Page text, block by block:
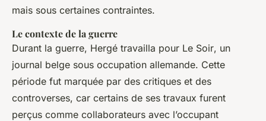
mais sous certaines contraintes.
Le contexte de la guerre
Durant la guerre, Hergé travailla pour Le Soir, un
journal belge sous occupation allemande. Cette
période fut marquée par des critiques et des
controverses, car certains de ses travaux furent
perçus comme collaborateurs avec l’occupant